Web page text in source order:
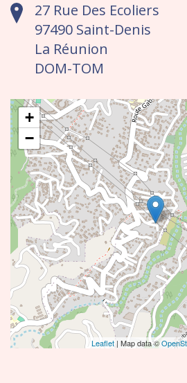
27 Rue Des Ecoliers
97490 Saint-Denis
La Réunion
DOM-TOM
+
−
Leaflet | Map data ©